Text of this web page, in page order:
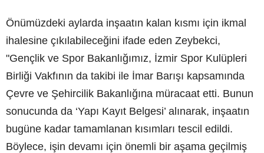
Önümüzdeki aylarda inşaatın kalan kısmı için ikmal
ihalesine çıkılabileceğini ifade eden Zeybekci,
"Gençlik ve Spor Bakanlığımız, İzmir Spor Kulüpleri
Birliği Vakfının da takibi ile İmar Barışı kapsamında
Çevre ve Şehircilik Bakanlığına müracaat etti. Bunun
sonucunda da ‘Yapı Kayıt Belgesi’ alınarak, inşaatın
bugüne kadar tamamlanan kısımları tescil edildi.
Böylece, işin devamı için önemli bir aşama geçilmiş